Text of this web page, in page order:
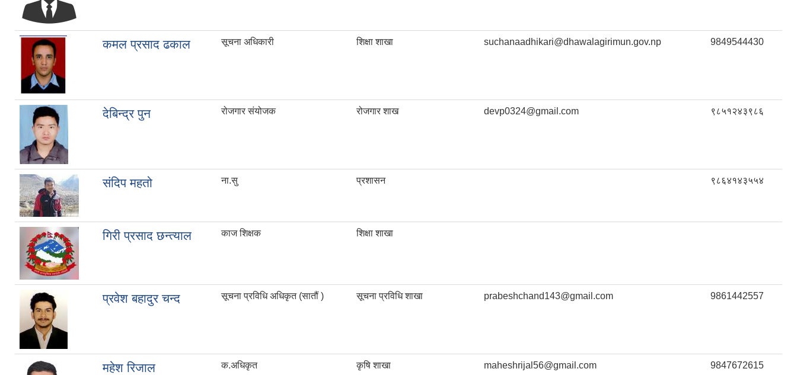
कमल प्रसाद ढकाल सूचना अधिकारी शिक्षा शाखा suchanaadhikari@dhawalagirimun.gov.np 9849544430
देबिन्द्र पुन रोजगार संयोजक रोजगार शाख devp0324@gmail.com ९८५१२४३९८६
संदिप महतो ना.सु प्रशासन ९८६४१४३५५४
गिरी प्रसाद छन्त्याल काज शिक्षक शिक्षा शाखा
प्रवेश बहादुर चन्द सूचना प्रविधि अधिकृत (सातौं ) सूचना प्रविधि शाखा prabeshchand143@gmail.com 9861442557
महेश रिजाल क.अधिकृत कृषि शाखा maheshrijal56@gmail.com 9847672615